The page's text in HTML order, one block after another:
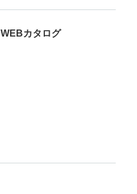
WEBカタログ